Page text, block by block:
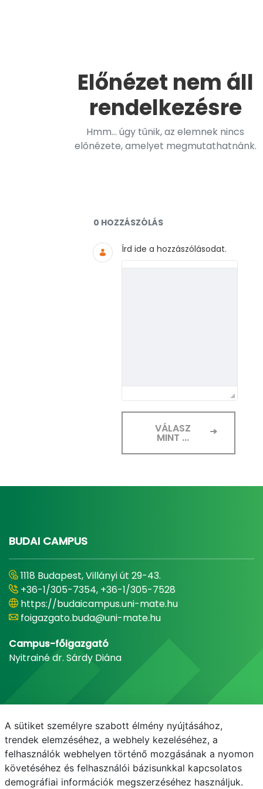
Előnézet nem áll
rendelkezésre
Hmm... úgy tűnik, az elemnek nincs
előnézete, amelyet megmutathatnánk.
Dokumentumok és
0 HOZZÁSZÓLÁS
Írd ide a hozzászólásodat.
VÁLASZ
MINT ...
BUDAI CAMPUS
1118 Budapest, Villányi út 29-43.
+36-1/305-7354, +36-1/305-7528
https://budaicampus.uni-mate.hu
foigazgato.buda@uni-mate.hu
Campus-főigazgató
Nyitrainé dr. Sárdy Diána
E-mail Telefonkönyv NEPTUN E-learning
A sütiket személyre szabott élmény nyújtásához,
trendek elemzéséhez, a webhely kezeléséhez, a
felhasználók webhelyen történő mozgásának a nyomon
követéséhez és felhasználói bázisunkkal kapcsolatos
demográfiai információk megszerzéséhez használjuk.